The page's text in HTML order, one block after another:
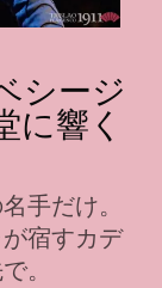
シージ
に響く
手だけ。
宿すカデ
。